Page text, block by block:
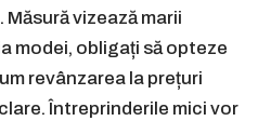
vizează marii
modei, obligați să opteze
revânzarea la prețuri
Întreprinderile mici vor